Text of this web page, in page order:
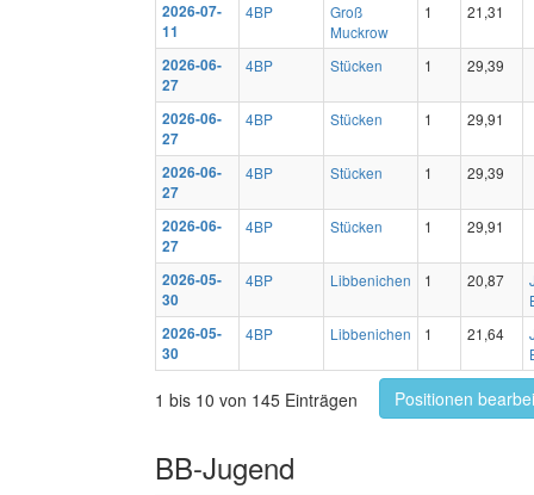
2026-07-
11
4BP
Groß
Muckrow
1 21,31
2026-06-
27
4BP Stücken 1 29,39
2026-06-
27
4BP Stücken 1 29,91
2026-06-
27
4BP Stücken 1 29,39
2026-06-
27
4BP Stücken 1 29,91
2026-05-
30
4BP Libbenichen 1 20,87
2026-05-
30
4BP Libbenichen 1 21,64
1 bis 10 von 145 Einträgen Positionen
BB-Jugend